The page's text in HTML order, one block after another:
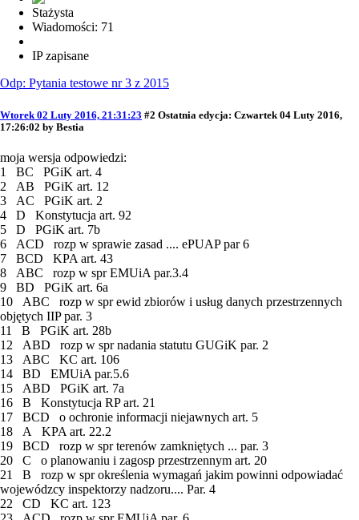
Stażysta
Wiadomości: 71
IP zapisane
Odp: Pytania testowe nr 3 z 2015
Wtorek 02 Luty 2016, 21:31:23 #2 Ostatnia edycja: Czwartek 04 Luty 2016,
17:26:02 by Bestia
moja wersja odpowiedzi:
1 BC PGiK art. 4
2 AB PGiK art. 12
3 AC PGiK art. 2
4 D Konstytucja art. 92
5 D PGiK art. 7b
6 ACD rozp w sprawie zasad .... ePUAP par 6
7 BCD KPA art. 43
8 ABC rozp w spr EMUiA par.3.4
9 BD PGiK art. 6a
10 ABC rozp w spr ewid zbiorów i usług danych przestrzennych
objętych IIP par. 3
11 B PGiK art. 28b
12 ABD rozp w spr nadania statutu GUGiK par. 2
13 ABC KC art. 106
14 BD EMUiA par.5.6
15 ABD PGiK art. 7a
16 B Konstytucja RP art. 21
17 BCD o ochronie informacji niejawnych art. 5
18 A KPA art. 22.2
19 BCD rozp w spr terenów zamkniętych ... par. 3
20 C o planowaniu i zagosp przestrzennym art. 20
21 B rozp w spr określenia wymagań jakim powinni odpowiadać
wojewódzcy inspektorzy nadzoru.... Par. 4
22 CD KC art. 123